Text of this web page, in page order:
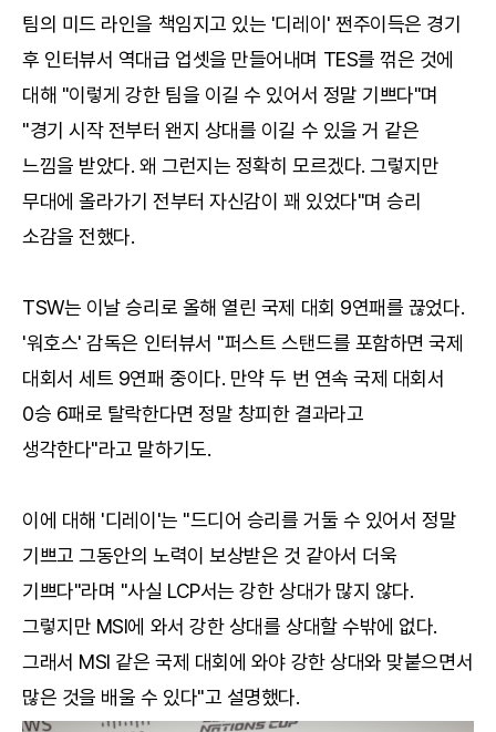
팀의 미드 라인을 책임지고 있는 '디레이' 쩐주이득은 경기
후 인터뷰서 역대급 업셋을 만들어내며 TES를 꺾은 것에
대해 "이렇게 강한 팀을 이길 수 있어서 정말 기쁘다"며
"경기 시작 전부터 왠지 상대를 이길 수 있을 거 같은
느낌을 받았다. 왜 그런지는 정확히 모르겠다. 그렇지만
무대에 올라가기 전부터 자신감이 꽤 있었다"며 승리
소감을 전했다.
TSW는 이날 승리로 올해 열린 국제 대회 9연패를 끊었다.
'워호스' 감독은 인터뷰서 "퍼스트 스탠드를 포함하면 국제
대회서 세트 9연패 중이다. 만약 두 번 연속 국제 대회서
0승 6패로 탈락한다면 정말 창피한 결과라고
생각한다"라고 말하기도.
이에 대해 '디레이'는 "드디어 승리를 거둘 수 있어서 정말
기쁘고 그동안의 노력이 보상받은 것 같아서 더욱
기쁘다"라며 "사실 LCP서는 강한 상대가 많지 않다.
그렇지만 MSI에 와서 강한 상대를 상대할 수밖에 없다.
그래서 MSI 같은 국제 대회에 와야 강한 상대와 맞붙으면서
많은 것을 배울 수 있다"고 설명했다.